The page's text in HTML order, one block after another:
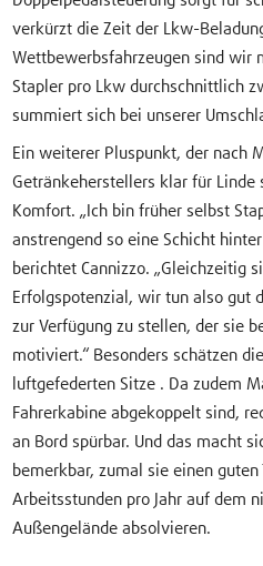
verkürzt die Zeit der Lkw-
Wettbewerbsfahrzeugen sind wir
Stapler pro Lkw durchschnittlich
summiert sich bei unserer
Ein weiterer Pluspunkt, der nach
Getränkeherstellers klar für Linde
Komfort. „Ich bin früher selbst
anstrengend so eine Schicht
berichtet Cannizzo. „Gleichzeitig
Erfolgspotenzial, wir tun also gut
zur Verfügung zu stellen, der sie
motiviert.“ Besonders schätzen
luftgefederten Sitze . Da zudem
Fahrerkabine abgekoppelt sind,
an Bord spürbar. Und das macht
bemerkbar, zumal sie einen
Arbeitsstunden pro Jahr auf dem
Außengelände absolvieren.